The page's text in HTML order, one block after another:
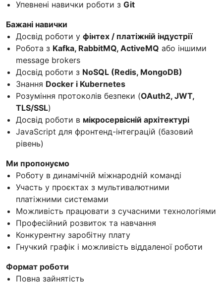
Упевнені навички роботи з Git
Бажані навички
Досвід роботи у фінтех / платіжній індустрії
Робота з Kafka, RabbitMQ, ActiveMQ або іншими
message brokers
Досвід роботи з NoSQL (Redis, MongoDB)
Знання Docker і Kubernetes
Розуміння протоколів безпеки (OAuth2, JWT,
TLS/SSL)
Досвід роботи в мікросервісній архітектурі
JavaScript для фронтенд-інтеграцій (базовий
рівень)
Ми пропонуємо
Роботу в динамічній міжнародній команді
Участь у проєктах з мультивалютними
платіжними системами
Можливість працювати з сучасними технологіями
Професійний розвиток та навчання
Конкурентну заробітну плату
Гнучкий графік і можливість віддаленої роботи
Формат роботи
Повна зайнятість